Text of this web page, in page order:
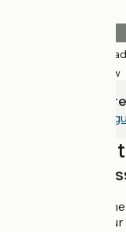
(66%) Glad
(33%) Ruw
C'est un
Découvrez notre
Treinen
Treinen en
Er rijden veel
tijdens het